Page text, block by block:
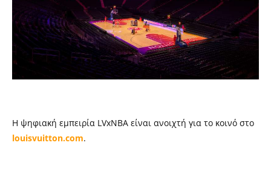
Η ψηφιακή εμπειρία LVxNBA είναι ανοιχτή για το κοινό στο
louisvuitton.com.